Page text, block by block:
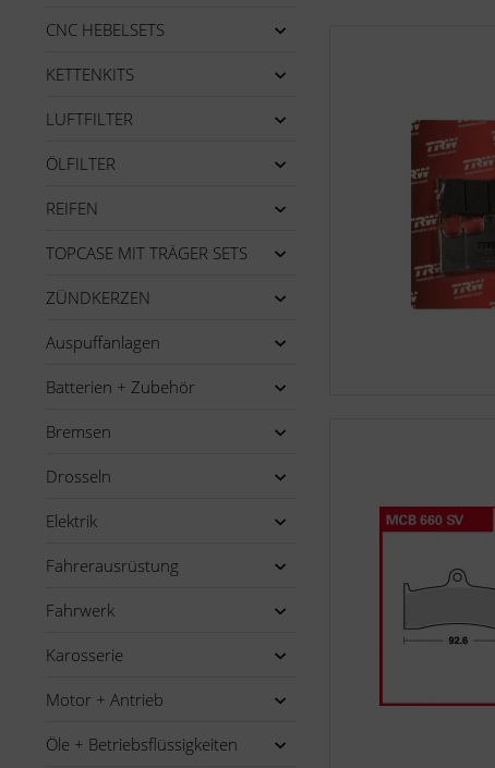
CNC HEBELSETS
KETTENKITS
LUFTFILTER
ÖLFILTER
REIFEN
TOPCASE MIT TRÄGER SETS
ZÜNDKERZEN
Auspuffanlagen
Batterien + Zubehör
Bremsen
Drosseln
Elektrik
Fahrerausrüstung
Fahrwerk
Karosserie
Motor + Antrieb
Öle + Betriebsflüssigkeiten